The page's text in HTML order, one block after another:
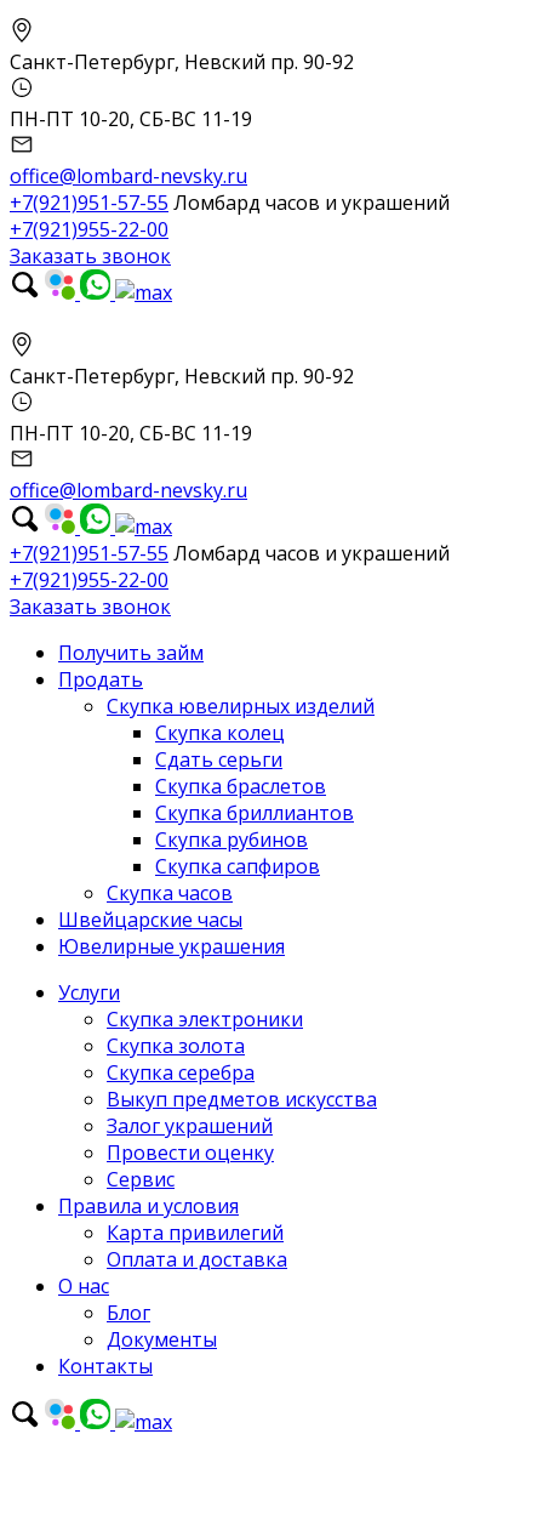
Санкт-Петербург, Невский пр. 90-92
ПН-ПТ 10-20, СБ-ВС 11-19
office@lombard-nevsky.ru
+7(921)951-57-55 Ломбард часов и украшений
+7(921)955-22-00
Заказать звонок
Санкт-Петербург, Невский пр. 90-92
ПН-ПТ 10-20, СБ-ВС 11-19
office@lombard-nevsky.ru
+7(921)951-57-55 Ломбард часов и украшений
+7(921)955-22-00
Заказать звонок
Получить займ
Продать
Скупка ювелирных изделий
Скупка колец
Сдать серьги
Скупка браслетов
Скупка бриллиантов
Скупка рубинов
Скупка сапфиров
Скупка часов
Швейцарские часы
Ювелирные украшения
Услуги
Скупка электроники
Скупка золота
Скупка серебра
Выкуп предметов искусства
Залог украшений
Провести оценку
Сервис
Правила и условия
Карта привилегий
Оплата и доставка
О нас
Блог
Документы
Контакты